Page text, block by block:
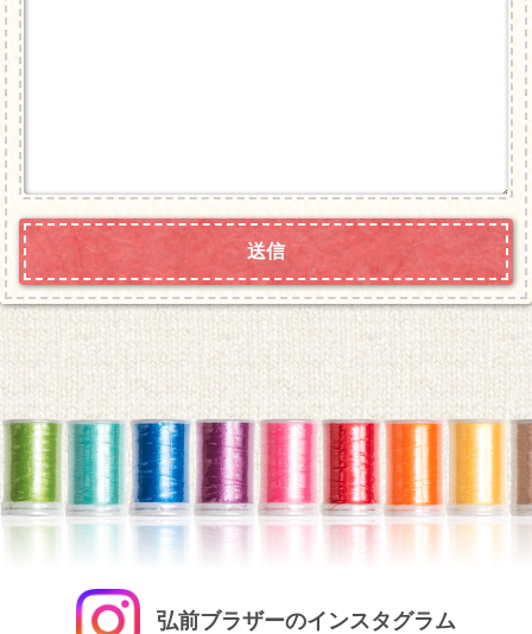
弘前ブラザーのインスタグラム